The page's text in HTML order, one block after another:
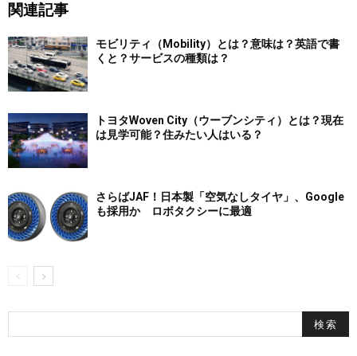
関連記事
モビリティ（Mobility）とは？意味は？英語で書
くと？サービスの種類は？
トヨタWoven City（ウーブンシティ）とは？現在
は見学可能？住みたい人はいる？
さらばJAF！日本製「空気なしタイヤ」、Google
も採用か ロボタクシーに最適